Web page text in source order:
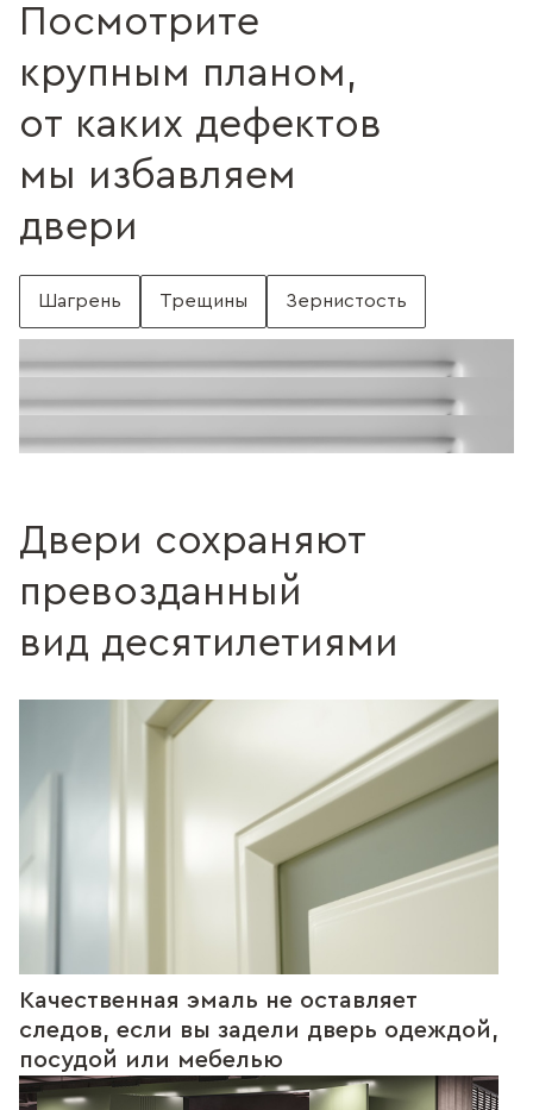
Посмотрите
крупным планом,
от каких дефектов
мы избавляем
двери
Шагрень Трещины Зернистость
Поверхность без шагрени
Без трещин
Без зернистости
Двери сохраняют
превозданный
вид десятилетиями
Качественная эмаль не оставляет
следов, если вы задели дверь одеждой,
посудой или мебелью